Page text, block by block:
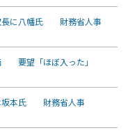
長に八幡氏 財務省人事
要望「ほぼ入った」
坂本氏 財務省人事